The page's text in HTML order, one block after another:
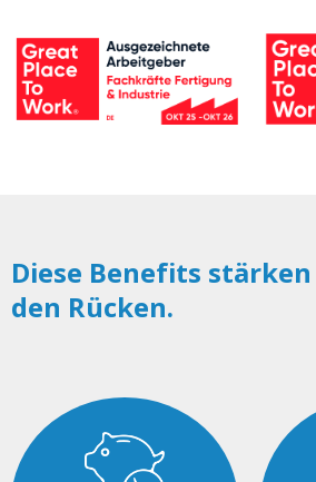
Diese Benefits
den Rücken.